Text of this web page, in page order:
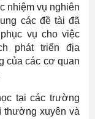
nhiệm vụ nghiên
các đề tài đã
vụ cho việc
phát triển địa
của các cơ quan
tại các trường
thường xuyên và